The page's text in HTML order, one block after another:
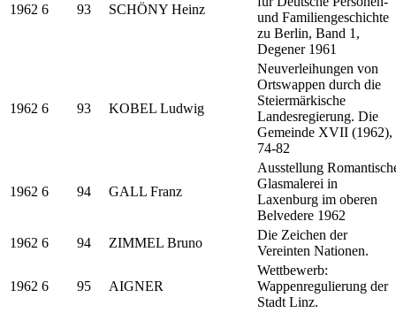
1962 6 93 SCHÖNY Heinz
und Familiengeschichte
zu Berlin, Band 1,
Degener 1961
1962 6 93 KOBEL Ludwig
Neuverleihungen von
Ortswappen durch die
Steiermärkische
Landesregierung. Die
Gemeinde XVII (1962),
74-82
1962 6 94 GALL Franz
Ausstellung
Glasmalerei in
Laxenburg im oberen
Belvedere 1962
1962 6 94 ZIMMEL Bruno
Die Zeichen der
Vereinten Nationen.
1962 6 95 AIGNER
Wettbewerb:
Wappenregulierung der
Stadt Linz.